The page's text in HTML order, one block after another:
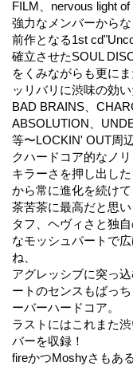
FILM、nervous light
強力なメンバーから
前作となる1st
確立させたSOUL
をくみながらも更に
ッリバリに渋味の効
BAD BRAINS、
ABSOLUTION、
等〜LOCKIN' OUT周
クハードコア的なノ
キラーさを押し出し
から常に進化を続け
茶苦茶に最高だと思い
タフ、ヘヴィさと独
なモッシュパートで
ね、
アグレッシブに突っ
ートのセンスもばっ
ーバーハードコア。
ラストにはこれまた
バーを収録！
fireかつMoshyさもあ